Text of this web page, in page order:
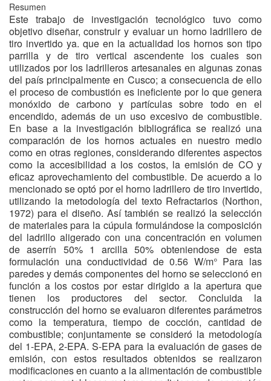
Resumen
Este trabajo de investigación tecnológico tuvo como
objetivo diseñar, construir y evaluar un horno ladrillero de
tiro invertido ya. que en la actualidad los hornos son tipo
parrilla y de tiro vertical ascendente los cuales son
utilizados por los ladrilleros artesanales en algunas zonas
del país principalmente en Cusco; a consecuencia de ello
el proceso de combustión es ineficiente por lo que genera
monóxido de carbono y partículas sobre todo en el
encendido, además de un uso excesivo de combustible.
En base a la investigación bibliográfica se realizó una
comparación de los hornos actuales en nuestro medio
como en otras regiones, considerando diferentes aspectos
como la accesibilidad a los costos, la emisión de CO y
eficaz aprovechamiento del combustible. De acuerdo a lo
mencionado se optó por el horno ladrillero de tiro invertido,
utilizando la metodología del texto Refractarios (Northon,
1972) para el diseño. Así también se realizó la selección
de materiales para la cúpula formulándose la composición
del ladrillo aligerado con una concentración en volumen
de aserrín 50% 1 arcilla 50% obteniendose de esta
formulación una conductividad de 0.56 W/m° Para las
paredes y demás componentes del horno se seleccionó en
función a los costos por estar dirigido a la apertura que
tienen los productores del sector. Concluida la
construcción del horno se evaluaron diferentes parámetros
como la temperatura, tiempo de cocción, cantidad de
combustible; conjuntamente se consideró la metodología
del 1-EPA, 2-EPA. S-EPA para la evaluación de gases de
emisión, con estos resultados obtenidos se realizaron
modificaciones en cuanto a la alimentación de combustible